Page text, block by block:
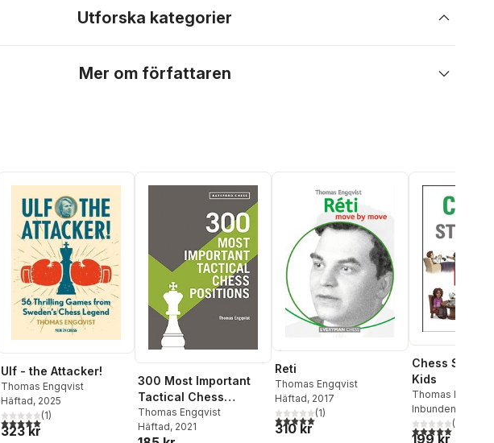
Utforska kategorier
Mer om författaren
Ulf - the Attacker!
Thomas Engqvist
Häftad, 2025
5,0utav 5 stjärnor. Totalt antal röster:
(1)
323 kr
300 Most Important
Tactical Chess
Positions
Thomas Engqvist
Häftad, 2021
Reti
Thomas Engqvist
Häftad, 2017
5,0utav 5 stjärnor. Totalt antal röster:
(1)
310 kr
Chess
Kids
Thomas Engqvist
Inbunden
5,0utav 5(
199 kr